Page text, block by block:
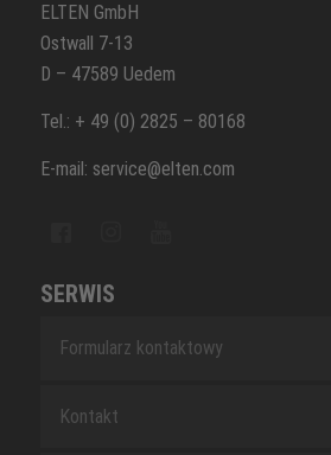
ELTEN GmbH
Ostwall 7-13
D – 47589 Uedem
Tel.: + 49 (0) 2825 – 80168
E-mail: service@elten.com
SERWIS
Formularz kontaktowy
Kontakt